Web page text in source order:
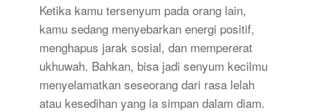
Ketika kamu tersenyum pada orang lain,
kamu sedang menyebarkan energi positif,
menghapus jarak sosial, dan mempererat
ukhuwah. Bahkan, bisa jadi senyum kecilmu
menyelamatkan seseorang dari rasa lelah
atau kesedihan yang ia simpan dalam diam.